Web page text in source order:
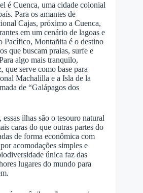
é Cuenca, uma cidade colonial
Para os amantes de
Cajas, próximo a Cuenca,
em um cenário de lagoas e
Pacífico, Montañita é o destino
que buscam praias, surfe e
algo mais tranquilo,
que serve como base para
Machalilla e a Isla de la
de “Galápagos dos
ilhas são o tesouro natural
caras do que outras partes do
de forma econômica com
acomodações simples e
única faz das
lugares do mundo para